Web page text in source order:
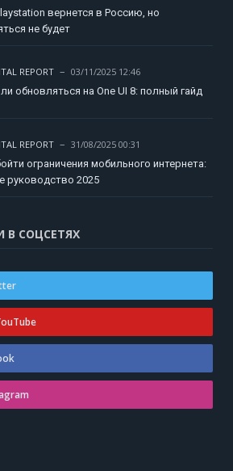
вернется в Россию, но
не будет
REPORT
03/11/2025 12:46
обновляться на One UI 8: полный гайд
REPORT
31/08/2025 00:31
ограничения мобильного интернета:
руководство 2025
В СОЦСЕТЯХ